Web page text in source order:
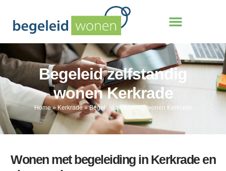
Begeleid zelfstandig
wonen Kerkrade
Home»Kerkrade»Begeleid zelfstandig wonen Kerkrade
Wonen met begeleiding in Kerkrade en